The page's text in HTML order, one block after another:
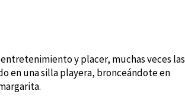
y placer, muchas veces las
en una silla playera, bronceándote en